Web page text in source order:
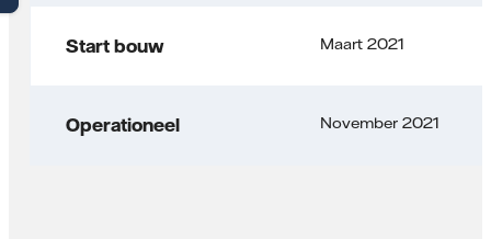
Start bouw Maart 2021
Operationeel November 2021